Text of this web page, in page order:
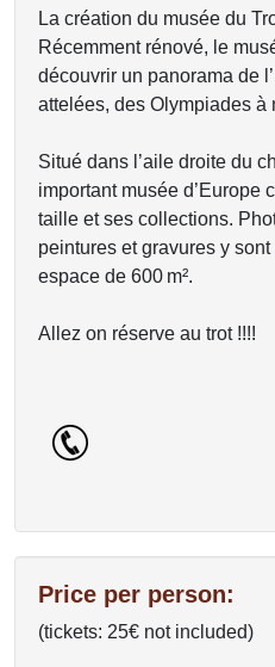
La création du musée du
Récemment rénové, le
découvrir un panorama de
attelées, des Olympiades à
Situé dans l’aile droite du
important musée d’Europe
taille et ses collections.
peintures et gravures y
espace de 600 m².
Allez on réserve au trot !!!!
Price per person:
(tickets: 25€ not included)